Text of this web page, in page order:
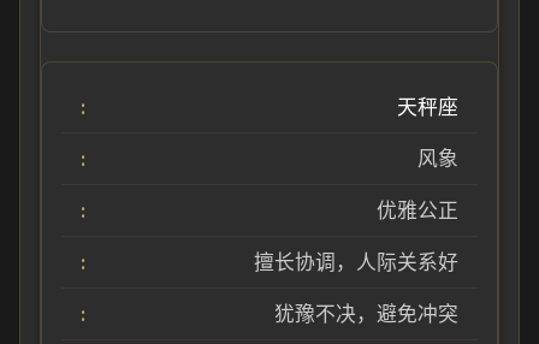
天秤座
风象
优雅公正
擅长协调，人际关系好
犹豫不决，避免冲突